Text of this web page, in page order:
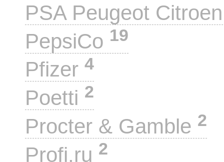
PSA Peugeot
PepsiCo 19
Pfizer 4
Poetti 2
Procter & Gamble 2
Profi.ru 2